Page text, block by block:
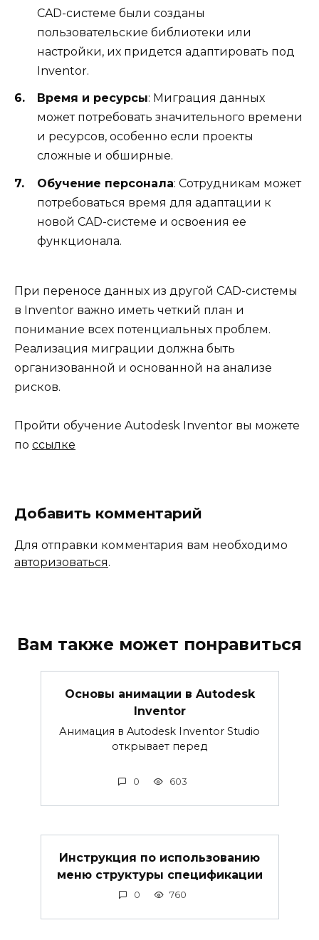
CAD-системе были созданы
пользовательские библиотеки или
настройки, их придется адаптировать под
Inventor.
Время и ресурсы: Миграция данных
может потребовать значительного времени
и ресурсов, особенно если проекты
сложные и обширные.
Обучение персонала: Сотрудникам может
потребоваться время для адаптации к
новой CAD-системе и освоения ее
функционала.
При переносе данных из другой CAD-системы
в Inventor важно иметь четкий план и
понимание всех потенциальных проблем.
Реализация миграции должна быть
организованной и основанной на анализе
рисков.
Пройти обучение Autodesk Inventor вы можете
по ссылке
Добавить комментарий
Для отправки комментария вам необходимо
авторизоваться.
Вам также может понравиться
Основы анимации в Autodesk
Inventor
Анимация в Autodesk Inventor Studio
открывает перед
0 603
Инструкция по использованию
меню структуры спецификации
0 760